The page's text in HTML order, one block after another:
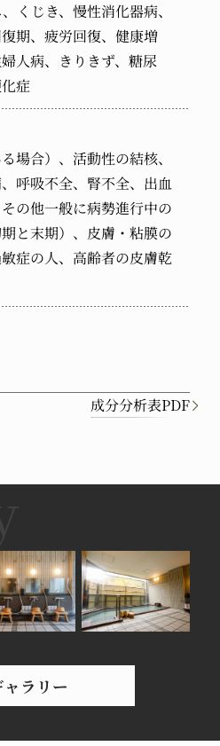
くじき、慢性消化器病、
期、疲労回復、健康増
人病、きりきず、糖尿
症
場合）、活動性の結核、
呼吸不全、腎不全、出血
の他一般に病勢進行中の
と末期）、皮膚・粘膜の
症の人、高齢者の皮膚乾
成分分析表PDF
ラリー